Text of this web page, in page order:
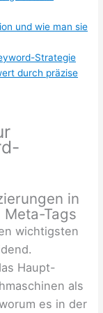
und wie man sie
Strategie
durch präzise
in
Tags
wichtigsten
Haupt-
als
es in der